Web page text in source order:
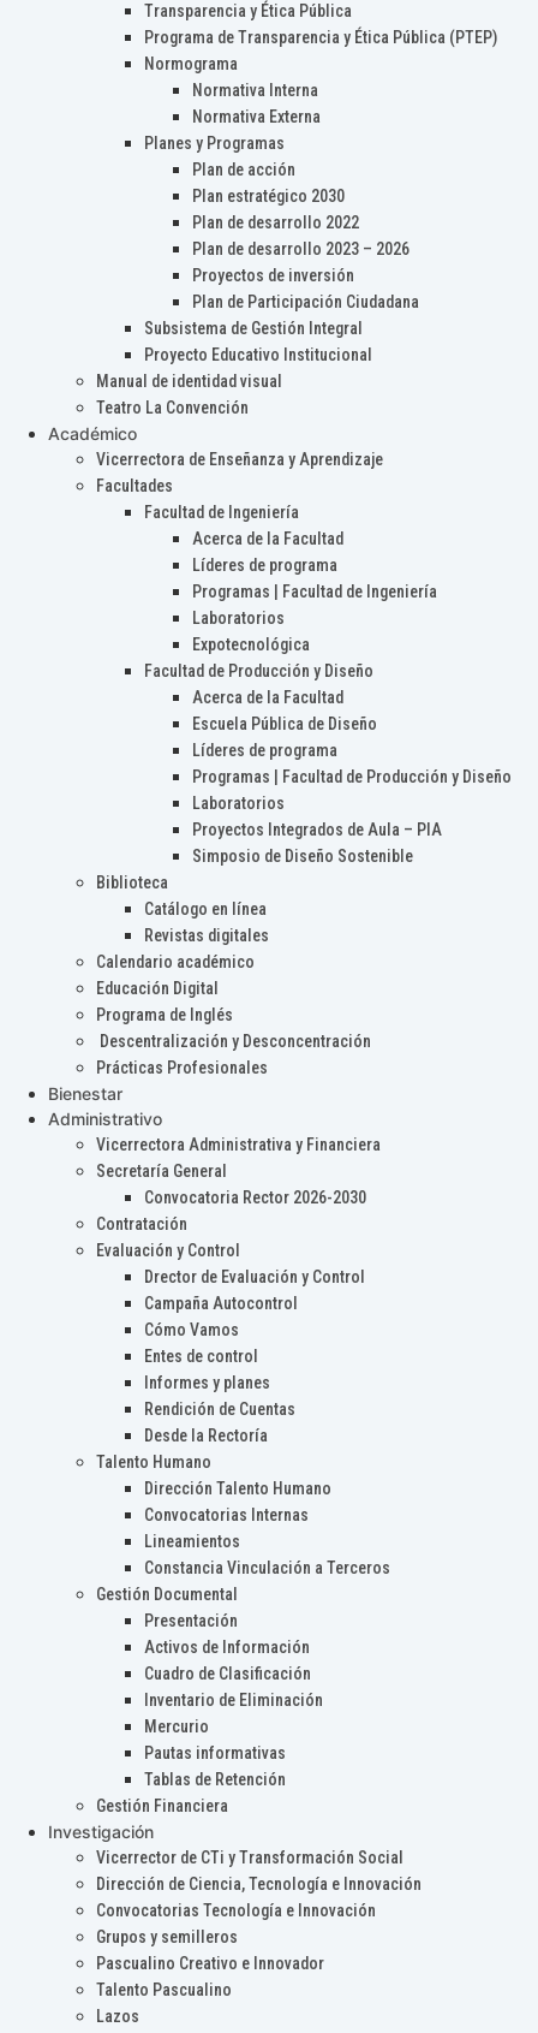
Transparencia y Ética Pública
Programa de Transparencia y Ética Pública (PTEP)
Normograma
Normativa Interna
Normativa Externa
Planes y Programas
Plan de acción
Plan estratégico 2030
Plan de desarrollo 2022
Plan de desarrollo 2023 – 2026
Proyectos de inversión
Plan de Participación Ciudadana
Subsistema de Gestión Integral
Proyecto Educativo Institucional
Manual de identidad visual
Teatro La Convención
Académico
Vicerrectora de Enseñanza y Aprendizaje
Facultades
Facultad de Ingeniería
Acerca de la Facultad
Líderes de programa
Programas | Facultad de Ingeniería
Laboratorios
Expotecnológica
Facultad de Producción y Diseño
Acerca de la Facultad
Escuela Pública de Diseño
Líderes de programa
Programas | Facultad de Producción y Diseño
Laboratorios
Proyectos Integrados de Aula – PIA
Simposio de Diseño Sostenible
Biblioteca
Catálogo en línea
Revistas digitales
Calendario académico
Educación Digital
Programa de Inglés
Descentralización y Desconcentración
Prácticas Profesionales
Bienestar
Administrativo
Vicerrectora Administrativa y Financiera
Secretaría General
Convocatoria Rector 2026-2030
Contratación
Evaluación y Control
Drector de Evaluación y Control
Campaña Autocontrol
Cómo Vamos
Entes de control
Informes y planes
Rendición de Cuentas
Desde la Rectoría
Talento Humano
Dirección Talento Humano
Convocatorias Internas
Lineamientos
Constancia Vinculación a Terceros
Gestión Documental
Presentación
Activos de Información
Cuadro de Clasificación
Inventario de Eliminación
Mercurio
Pautas informativas
Tablas de Retención
Gestión Financiera
Investigación
Vicerrector de CTi y Transformación Social
Dirección de Ciencia, Tecnología e Innovación
Convocatorias Tecnología e Innovación
Grupos y semilleros
Pascualino Creativo e Innovador
Talento Pascualino
Lazos